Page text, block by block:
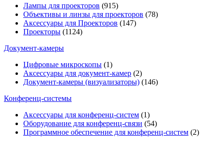
Лампы для проекторов (915)
Объективы и линзы для проекторов (78)
Аксессуары для Проекторов (147)
Проекторы (1124)
Документ-камеры
Цифровые микроскопы (1)
Аксессуары для документ-камер (2)
Документ-камеры (визуализаторы) (146)
Конференц-системы
Аксессуары для конференц-систем (1)
Оборудование для конференц-связи (54)
Программное обеспечение для конференц-систем (2)